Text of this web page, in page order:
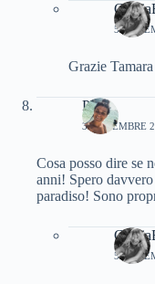
5
Grazie Tamara
Paola
3 NOVEMBRE
Cosa posso dire se
anni! Spero
paradiso! Sono
5